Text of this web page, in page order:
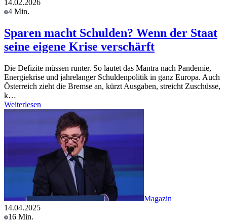
14.02.2026
4 Min.
Sparen macht Schulden? Wenn der Staat
seine eigene Krise verschärft
Die Defizite müssen runter. So lautet das Mantra nach Pandemie,
Energiekrise und jahrelanger Schuldenpolitik in ganz Europa. Auch
Österreich zieht die Bremse an, kürzt Ausgaben, streicht Zuschüsse,
k…
Weiterlesen
Magazin
14.04.2025
16 Min.